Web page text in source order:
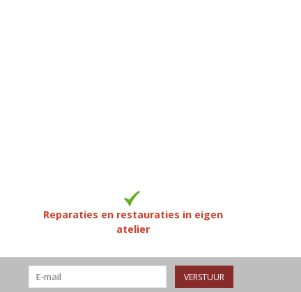
Reparaties en restauraties in eigen
atelier
VERSTUUR